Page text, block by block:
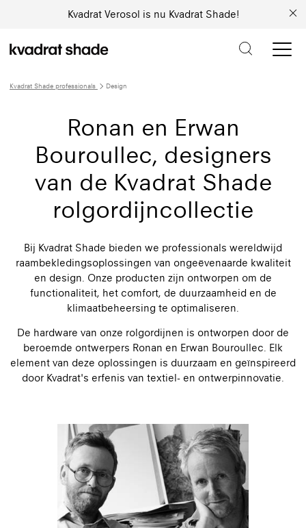
Kvadrat Verosol is nu Kvadrat Shade!
Kvadrat Shade professionals Design
Ronan en Erwan
Bouroullec, designers
van de Kvadrat Shade
rolgordijncollectie
Bij Kvadrat Shade bieden we professionals wereldwijd
raambekledingsoplossingen van ongeëvenaarde kwaliteit
en design. Onze producten zijn ontworpen om de
functionaliteit, het comfort, de duurzaamheid en de
klimaatbeheersing te optimaliseren.
De hardware van onze rolgordijnen is ontworpen door de
beroemde ontwerpers Ronan en Erwan Bouroullec. Elk
element van deze oplossingen is duurzaam en geïnspireerd
door Kvadrat's erfenis van textiel- en ontwerpinnovatie.